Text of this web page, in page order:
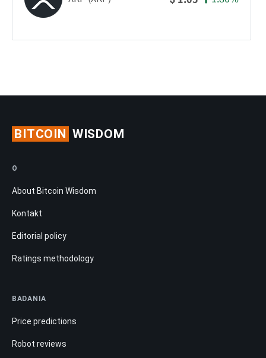
BITCOIN WISDOM
O
About Bitcoin Wisdom
Kontakt
Editorial policy
Ratings methodology
BADANIA
Price predictions
Robot reviews